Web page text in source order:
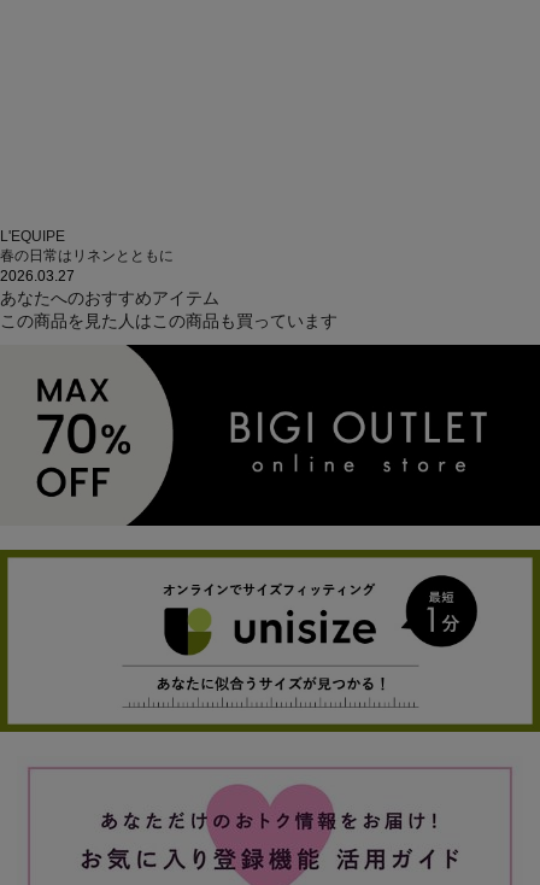
L'EQUIPE
春の日常はリネンとともに
2026.03.27
あなたへのおすすめアイテム
この商品を見た人はこの商品も買っています